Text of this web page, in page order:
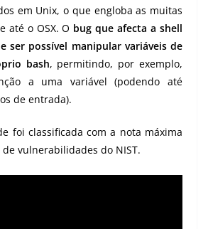
em Unix, o que engloba as muitas
até o OSX. O bug que afecta a shell
ser possível manipular variáveis de
bash, permitindo, por exemplo,
a uma variável (podendo até
de entrada).
foi classificada com a nota máxima
de vulnerabilidades do NIST.